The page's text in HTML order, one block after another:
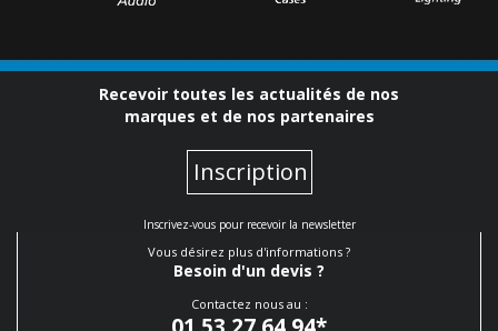
Recevoir toutes les actualités de nos
marques et de nos partenaires
Inscription
Inscrivez-vous pour recevoir la newsletter
Vous désirez plus d'informations ?
Besoin d'un devis ?
Contactez nous au :